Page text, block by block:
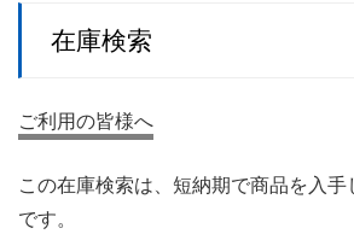
在庫検索
ご利用の皆様へ
この在庫検索は、短納期で商品を入
です。